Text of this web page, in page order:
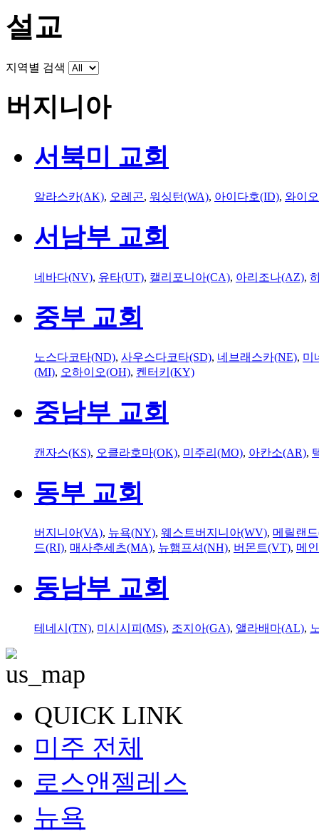
설교
지역별 검색
버지니아
서북미 교회
알라스카(AK), 오레곤, 워싱턴(WA), 아이다호(ID), 와이
서남부 교회
네바다(NV), 유타(UT), 캘리포니아(CA), 아리조나(AZ),
중부 교회
노스다코타(ND), 사우스다코타(SD), 네브래스카(NE), 미
(MI), 오하이오(OH), 켄터키(KY)
중남부 교회
캔자스(KS), 오클라호마(OK), 미주리(MO), 아칸소(AR),
동부 교회
버지니아(VA), 뉴욕(NY), 웨스트버지니아(WV), 메릴랜
드(RI), 매사추세츠(MA), 뉴햄프셔(NH), 버몬트(VT), 메
동남부 교회
테네시(TN), 미시시피(MS), 조지아(GA), 앨라배마(AL),
QUICK LINK
미주 전체
로스앤젤레스
뉴욕